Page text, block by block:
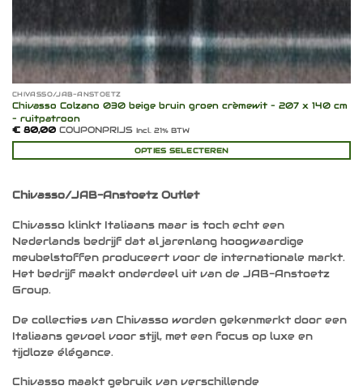
CHIVASSO/JAB-ANSTOETZ
Chivasso Colzano 030 beige bruin groen crèmewit – 207 x 140 cm
– ruitpatroon
€80,00COUPONPRIJS Incl. 21% BTW
OPTIES SELECTEREN
Chivasso/JAB-Anstoetz Outlet
Chivasso klinkt Italiaans maar is toch echt een
Nederlands bedrijf dat al jarenlang hoogwaardige
meubelstoffen produceert voor de internationale markt.
Het bedrijf maakt onderdeel uit van de JAB-Anstoetz
Group.
De collecties van Chivasso worden gekenmerkt door een
Italiaans gevoel voor stijl, met een focus op luxe en
tijdloze élégance.
Chivasso maakt gebruik van verschillende